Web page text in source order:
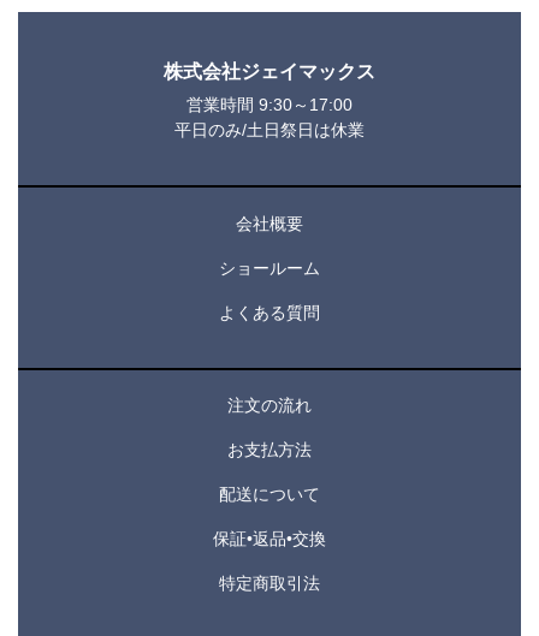
株式会社ジェイマックス
営業時間 9:30～17:00
平日のみ/土日祭日は休業
会社概要
ショールーム
よくある質問
注文の流れ
お支払方法
配送について
保証•返品•交換
特定商取引法